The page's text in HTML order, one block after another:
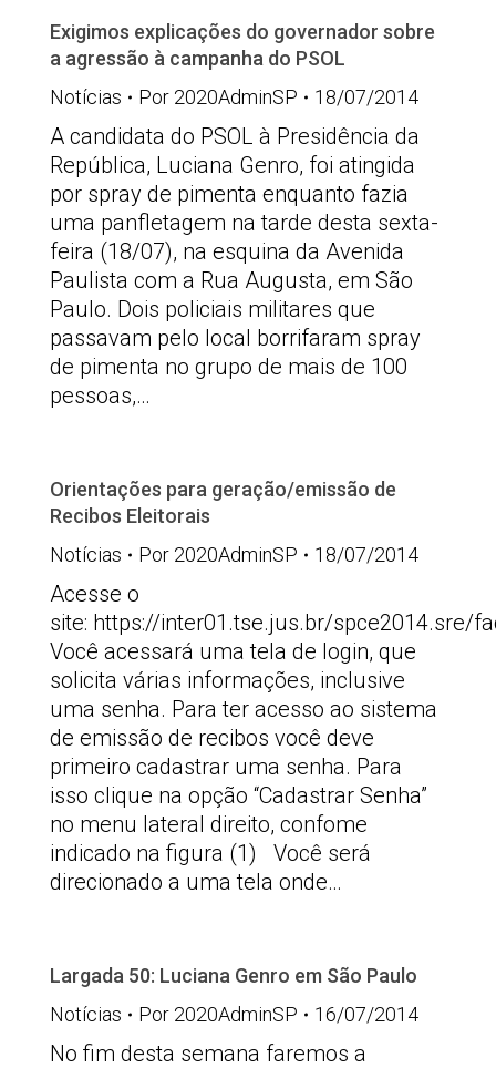
Exigimos explicações do governador sobre
a agressão à campanha do PSOL
Notícias
Por 2020AdminSP 18/07/2014
A candidata do PSOL à Presidência da
República, Luciana Genro, foi atingida
por spray de pimenta enquanto fazia
uma panfletagem na tarde desta sexta-
feira (18/07), na esquina da Avenida
Paulista com a Rua Augusta, em São
Paulo. Dois policiais militares que
passavam pelo local borrifaram spray
de pimenta no grupo de mais de 100
pessoas,…
Orientações para geração/emissão de
Recibos Eleitorais
Notícias
Por 2020AdminSP 18/07/2014
Acesse o
site: https://inter01.tse.jus.br/spce2014.sre/
Você acessará uma tela de login, que
solicita várias informações, inclusive
uma senha. Para ter acesso ao sistema
de emissão de recibos você deve
primeiro cadastrar uma senha. Para
isso clique na opção “Cadastrar Senha”
no menu lateral direito, confome
indicado na figura (1) Você será
direcionado a uma tela onde…
Largada 50: Luciana Genro em São Paulo
Notícias
Por 2020AdminSP 16/07/2014
No fim desta semana faremos a